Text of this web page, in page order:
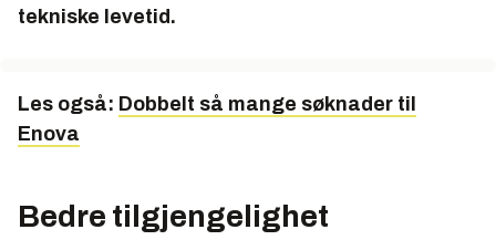
tekniske levetid.
Les også: Dobbelt så mange søknader til
Enova
Bedre tilgjengelighet